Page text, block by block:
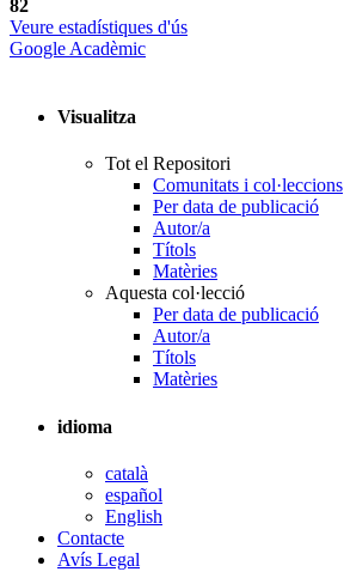
82
Veure estadístiques d'ús
Google Acadèmic
Visualitza
Tot el Repositori
Comunitats i col·leccions
Per data de publicació
Autor/a
Títols
Matèries
Aquesta col·lecció
Per data de publicació
Autor/a
Títols
Matèries
idioma
català
español
English
Contacte
Avís Legal